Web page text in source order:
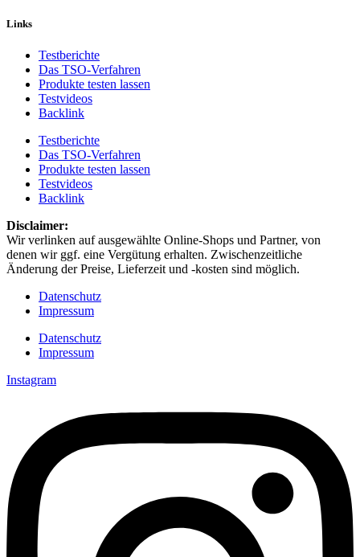
Links
Testberichte
Das TSO-Verfahren
Produkte testen lassen
Testvideos
Backlink
Testberichte
Das TSO-Verfahren
Produkte testen lassen
Testvideos
Backlink
Disclaimer: ​
Wir verlinken auf ausgewählte Online-Shops und Partner, von
denen wir ggf. eine Vergütung erhalten. Zwischenzeitliche
Änderung der Preise, Lieferzeit und -kosten sind möglich.
Datenschutz
Impressum
Datenschutz
Impressum
Instagram